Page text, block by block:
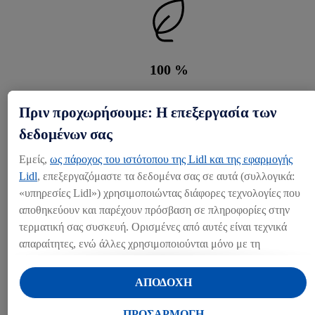
100%
ανανεώσιμες πηγές ενέργειας: Η Lidl χρησιμοποιεί αποκλειστικά
πράσινη ηλεκτρική ενέργεια στα καταστήματά της, τα κέντρα
και τα κτίρια διοίκησης από το 2022.
Κατά 70 %
μείωση των λειτουργικών εκπομπών (Scope 1 & 2) έως το 2030
όλες τις χώρες.
Πριν προχωρήσουμε: Η επεξεργασία των
δεδομένων σας
Εμείς, ως πάροχος του ιστότοπου της Lidl και της εφαρμογής
Lidl, επεξεργαζόμαστε τα δεδομένα σας σε αυτά (συλλογικά:
«υπηρεσίες Lidl») χρησιμοποιώντας διάφορες τεχνολογίες που
αποθηκεύουν και παρέχουν πρόσβαση σε πληροφορίες στην
τερματική σας συσκευή. Ορισμένες από αυτές είναι τεχνικά
απαραίτητες, ενώ άλλες χρησιμοποιούνται μόνο με τη
δημιουργία στατιστικών στοιχείων ή για εξατομικευμένη
διαφήμιση εντός και εκτός των υπηρεσιών Lidl. Εάν
συμμετέχετε στο πρόγραμμα Lidl Plus, δεδομένα που
ΑΠΟΔΟΧΗ